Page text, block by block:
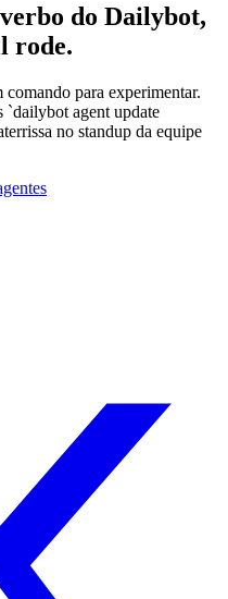
do Dailybot,
rode.
para experimentar.
agent update
no standup da equipe